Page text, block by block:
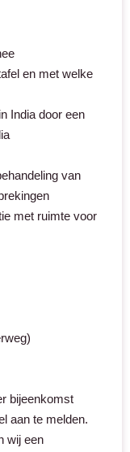
en met welke
India door een
van
met ruimte voor
bijeenkomst
aan te melden.
wij een